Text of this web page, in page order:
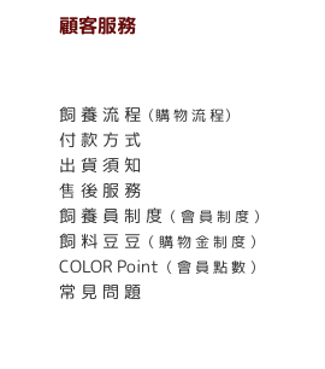
顧客服務
飼 養 流 程 （購 物 流 程）
付 款 方 式
出 貨 須 知
售 後 服 務
飼 養 員 制 度 （ 會 員 制 度 ）
飼 料 豆 豆 （ 購 物 金 制 度 ）
COLOR Point （ 會 員 點 數 ）
常 見 問 題